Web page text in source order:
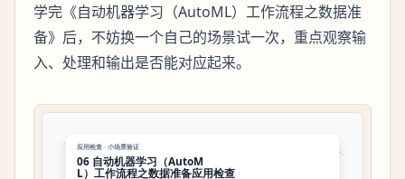
学完《自动机器学习（AutoML）工作流程之数据准
备》后，不妨换一个自己的场景试一次，重点观察输
入、处理和输出是否能对应起来。